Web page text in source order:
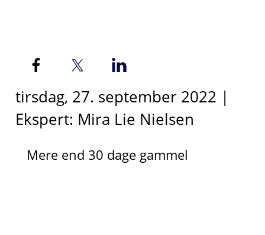
tirsdag, 27. september 2022 |
Ekspert: Mira Lie Nielsen
Mere end 30 dage gammel